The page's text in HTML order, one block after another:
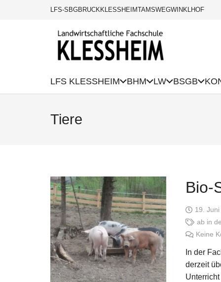
LFS-SBGBRUCKKLESSHEIMTAMSWEGWINKLHOF
LFS KLESSHEIM BHM LW BSGB
Tiere
Bio-
19.
ab in
Keine
In der
derzeit